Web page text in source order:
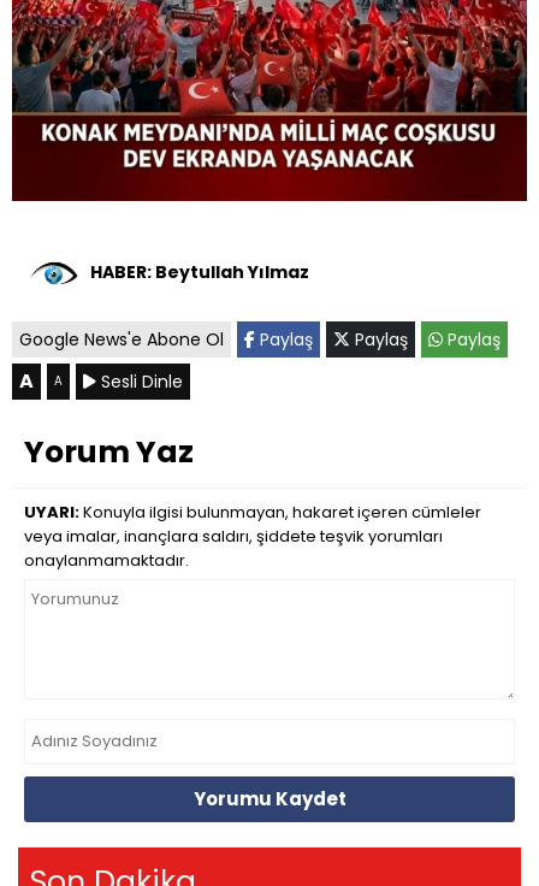
HABER: Beytullah Yılmaz
Google News'e Abone Ol Paylaş Paylaş Paylaş
A A Sesli Dinle
Yorum Yaz
UYARI:Konuyla ilgisi bulunmayan, hakaret içeren cümleler
veya imalar, inançlara saldırı, şiddete teşvik yorumları
onaylanmamaktadır.
Yorumu Kaydet